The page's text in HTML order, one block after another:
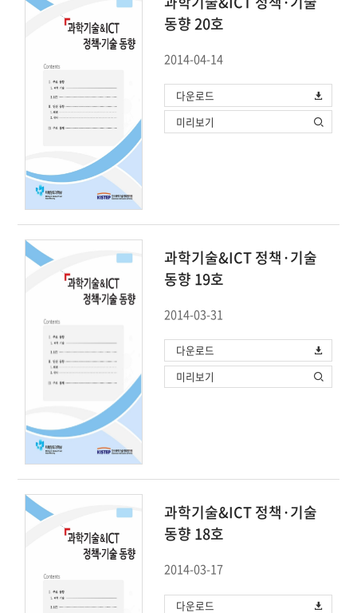
동향 20호
2014-04-14
다운로드
미리보기
과학기술&ICT 정책·기술
동향 19호
2014-03-31
다운로드
미리보기
과학기술&ICT 정책·기술
동향 18호
2014-03-17
다운로드